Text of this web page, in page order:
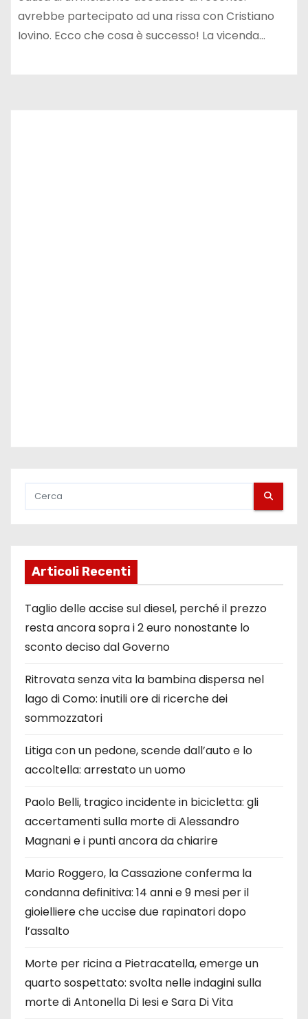
avrebbe partecipato ad una rissa con Cristiano
Iovino. Ecco che cosa è successo! La vicenda…
Articoli Recenti
Taglio delle accise sul diesel, perché il prezzo
resta ancora sopra i 2 euro nonostante lo
sconto deciso dal Governo
Ritrovata senza vita la bambina dispersa nel
lago di Como: inutili ore di ricerche dei
sommozzatori
Litiga con un pedone, scende dall’auto e lo
accoltella: arrestato un uomo
Paolo Belli, tragico incidente in bicicletta: gli
accertamenti sulla morte di Alessandro
Magnani e i punti ancora da chiarire
Mario Roggero, la Cassazione conferma la
condanna definitiva: 14 anni e 9 mesi per il
gioielliere che uccise due rapinatori dopo
l’assalto
Morte per ricina a Pietracatella, emerge un
quarto sospettato: svolta nelle indagini sulla
morte di Antonella Di Iesi e Sara Di Vita